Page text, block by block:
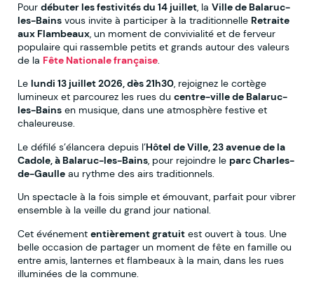
Pour débuter les festivités du 14 juillet, la Ville de Balaruc-
les-Bains vous invite à participer à la traditionnelle Retraite
aux Flambeaux, un moment de convivialité et de ferveur
populaire qui rassemble petits et grands autour des valeurs
de la Fête Nationale française.
Le lundi 13 juillet 2026, dès 21h30, rejoignez le cortège
lumineux et parcourez les rues du centre-ville de Balaruc-
les-Bains en musique, dans une atmosphère festive et
chaleureuse.
Le défilé s’élancera depuis l’Hôtel de Ville, 23 avenue de la
Cadole, à Balaruc-les-Bains, pour rejoindre le parc Charles-
de-Gaulle au rythme des airs traditionnels.
Un spectacle à la fois simple et émouvant, parfait pour vibrer
ensemble à la veille du grand jour national.
Cet événement entièrement gratuit est ouvert à tous. Une
belle occasion de partager un moment de fête en famille ou
entre amis, lanternes et flambeaux à la main, dans les rues
illuminées de la commune.